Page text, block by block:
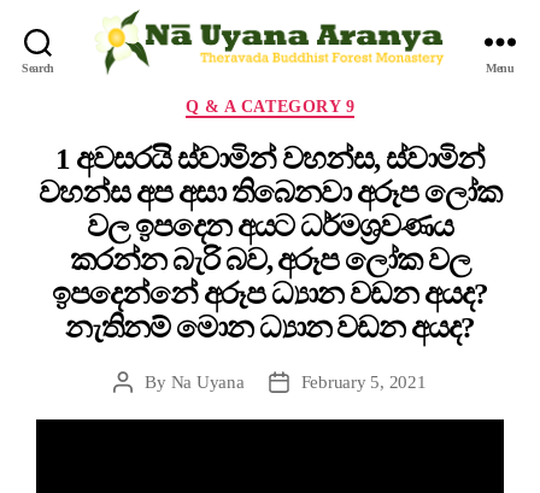
Search Menu
Q & A CATEGORY 9
1 අවසරයි ස්වාමින් වහන්ස, ස්වාමින්
වහන්ස අප අසා තිබෙනවා අරූප ලෝක
වල ඉපදෙන අයට ධර්මශ්‍රවණය
කරන්න බැරි බව, අරූප ලෝක වල
ඉපදෙන්නේ අරූප ධ්‍යාන වඩන අයද?
නැතිනම් මොන ධ්‍යාන වඩන අයද?
By Na Uyana February 5, 2021